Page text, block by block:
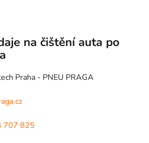
na čištění auta po
Praha - PNEU PRAGA
707 825